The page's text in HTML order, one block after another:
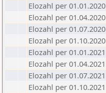
Elozahl per 01.01.2020
Elozahl per 01.04.2020
Elozahl per 01.07.2020
Elozahl per 01.10.2020
Elozahl per 01.01.2021
Elozahl per 01.04.2021
Elozahl per 01.07.2021
Elozahl per 01.10.2021